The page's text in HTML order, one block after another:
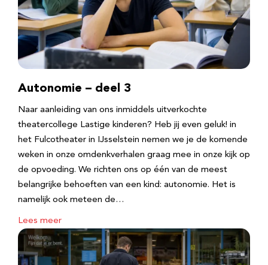
Autonomie – deel 3
Naar aanleiding van ons inmiddels uitverkochte
theatercollege Lastige kinderen? Heb jij even geluk! in
het Fulcotheater in IJsselstein nemen we je de komende
weken in onze omdenkverhalen graag mee in onze kijk op
de opvoeding. We richten ons op één van de meest
belangrijke behoeften van een kind: autonomie. Het is
namelijk ook meteen de…
Lees meer